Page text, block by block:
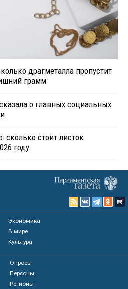
драгметалла пропустит
грамм
о главных социальных
сколько стоит листок
году
Экономика
В мире
Культура
Опросы
Персоны
Регионы